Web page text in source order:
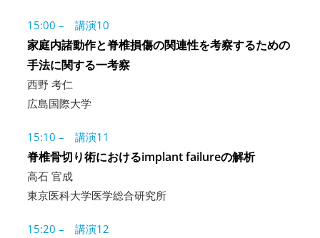
15:00 – 講演10
家庭内諸動作と脊椎損傷の関連性を考察するための
手法に関する一考察
西野 考仁
広島国際大学
15:10 – 講演11
脊椎骨切り術におけるimplant failureの解析
高石 官成
東京医科大学医学総合研究所
15:20 – 講演12